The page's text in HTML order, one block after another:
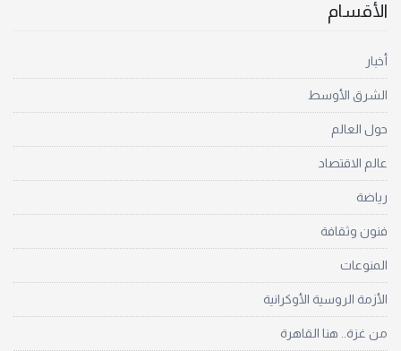
الأقسام
أخبار
الشرق الأوسط
حول العالم
عالم الاقتصاد
رياضة
فنون وثقافة
المنوعات
الأزمة الروسية الأوكرانية
من غزة.. هنا القاهرة